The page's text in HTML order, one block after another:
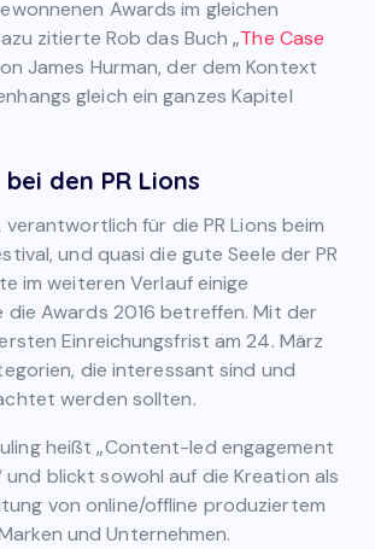
Awards im gleichen
zitierte Rob das Buch „The Case
James Hurman, der dem Kontext
gleich ein ganzes Kapitel
den PR Lions
verantwortlich für die PR Lions beim
und quasi die gute Seele der PR
im weiteren Verlauf einige
die Awards 2016 betreffen. Mit der
Einreichungsfrist am 24. März
die interessant sind und
werden sollten.
heißt „Content-led engagement
und blickt sowohl auf die Kreation als
von online/offline produziertem
und Unternehmen.